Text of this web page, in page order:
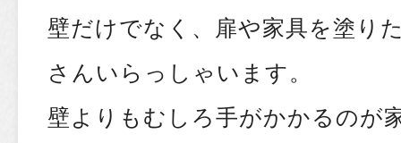
壁だけでなく、扉や家具を塗り
さんいらっしゃいます。
壁よりもむしろ手がかかるのが